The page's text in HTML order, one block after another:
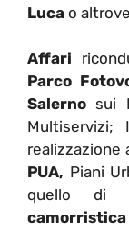
Luca o
Affari
Parco
Salernosui
Multiservizi;
realizzazione
PUA, Piani
quello di
camorristica